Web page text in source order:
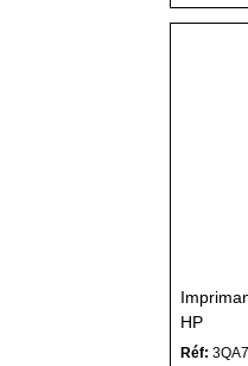
HP
Réf: